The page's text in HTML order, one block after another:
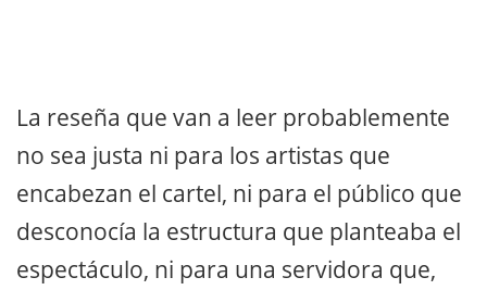
La reseña que van a leer probablemente
no sea justa ni para los artistas que
encabezan el cartel, ni para el público que
desconocía la estructura que planteaba el
espectáculo, ni para una servidora que,